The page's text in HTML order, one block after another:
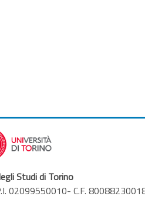
Studi di Torino
02099550010- C.F.